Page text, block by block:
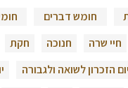
חומש דברים
חיי שרה חנוכה חקת
יום הזכרון לשואה ולגבורה